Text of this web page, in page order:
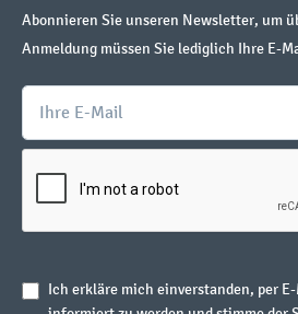
Abonnieren Sie unseren Newsletter, um
Anmeldung müssen Sie lediglich Ihre E-
Ich erkläre mich einverstanden, per